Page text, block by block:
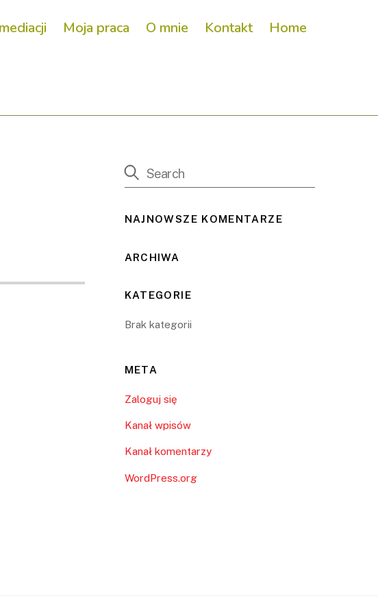
Moja praca O mnie Kontakt Home
NAJNOWSZE KOMENTARZE
ARCHIWA
KATEGORIE
Brak kategorii
META
Zaloguj się
Kanał wpisów
Kanał komentarzy
WordPress.org